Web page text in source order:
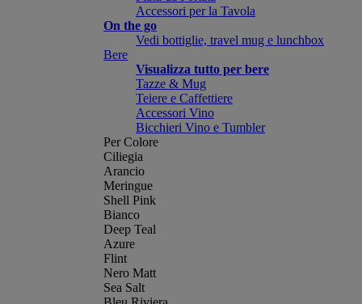
Accessori per la Tavola
On the go
Vedi bottiglie, travel mug e lunchbox
Bere
Visualizza tutto per bere
Tazze & Mug
Teiere e Caffettiere
Accessori Vino
Bicchieri Vino e Tumbler
Per Colore
Ciliegia
Arancio
Meringue
Shell Pink
Bianco
Deep Teal
Azure
Flint
Nero Matt
Sea Salt